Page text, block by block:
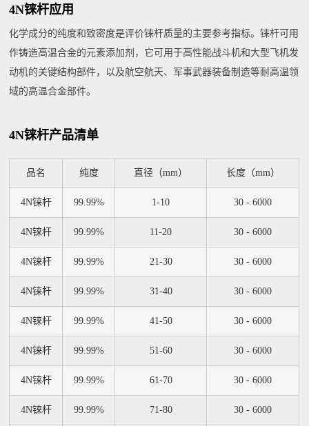
4N铼杆应用
化学成分的纯度和致密度是评价铼杆质量的主要参考指标。铼杆可用
作铸造高温合金的元素添加剂，它可用于高性能战斗机和大型飞机发
动机的关键结构部件，以及航空航天、军事武器装备制造等耐高温领
域的高温合金部件。
4N铼杆产品清单
品名 纯度 直径（mm） 长度（mm）
4N铼杆 99.99% 1-10 30 - 6000
4N铼杆 99.99% 11-20 30 - 6000
4N铼杆 99.99% 21-30 30 - 6000
4N铼杆 99.99% 31-40 30 - 6000
4N铼杆 99.99% 41-50 30 - 6000
4N铼杆 99.99% 51-60 30 - 6000
4N铼杆 99.99% 61-70 30 - 6000
4N铼杆 99.99% 71-80 30 - 6000